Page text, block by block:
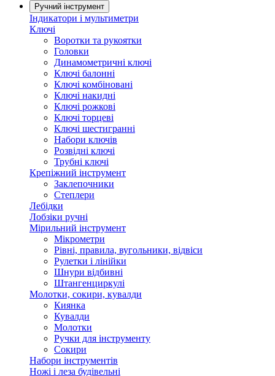
Ручний інструмент
Індикатори і мультиметри
Ключі
Воротки та рукоятки
Головки
Динамометричні ключі
Ключі балонні
Ключі комбіновані
Ключі накидні
Ключі рожкові
Ключі торцеві
Ключі шестигранні
Набори ключів
Розвідні ключі
Трубні ключі
Крепіжний інструмент
Заклепочники
Степлери
Лебідки
Лобзіки ручні
Мірильний інструмент
Мікрометри
Рівні, правила, вугольники, відвіси
Рулетки і лінійки
Шнури відбивні
Штангенциркулі
Молотки, сокири, кувалди
Киянка
Кувалди
Молотки
Ручки для інструменту
Сокири
Набори інструментів
Ножі і леза будівельні